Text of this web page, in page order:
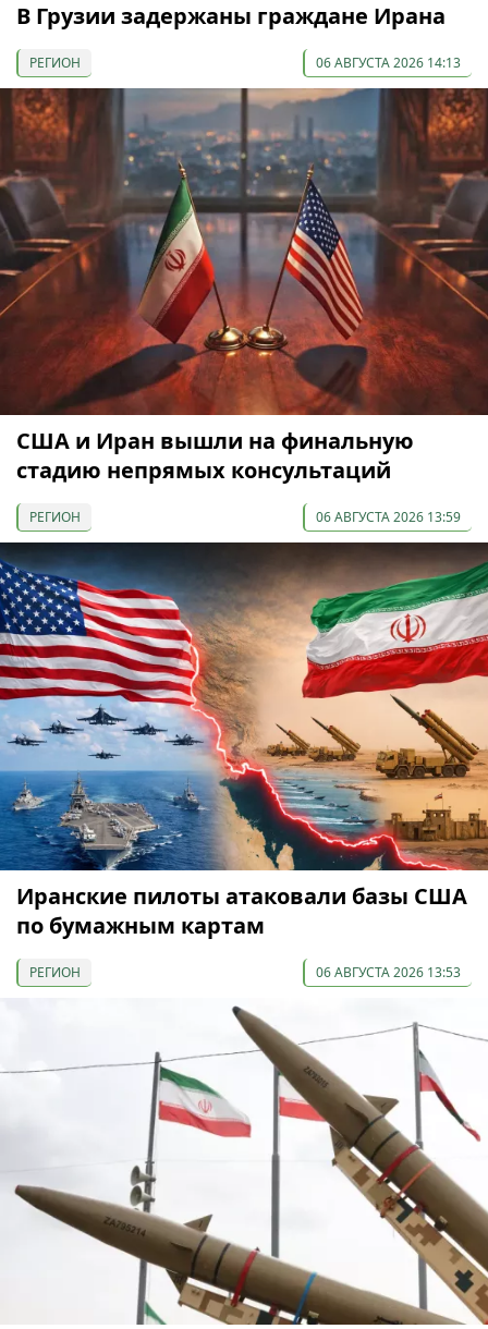
В Грузии задержаны граждане Ирана
РЕГИОН 06 АВГУСТА 2026 14:13
США и Иран вышли на финальную
стадию непрямых консультаций
РЕГИОН 06 АВГУСТА 2026 13:59
Иранские пилоты атаковали базы США
по бумажным картам
РЕГИОН 06 АВГУСТА 2026 13:53